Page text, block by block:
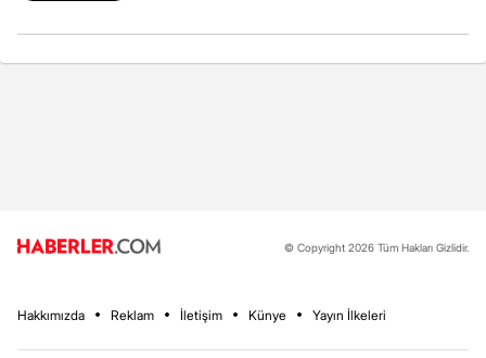
© Copyright 2026 Tüm Hakları Gizlidir.
Hakkımızda Reklam İletişim Künye Yayın İlkeleri